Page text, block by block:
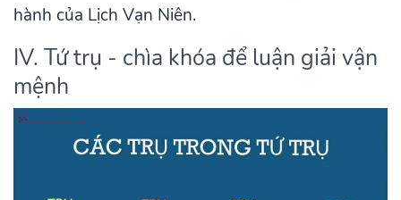
hành của Lịch Vạn Niên.
IV. Tứ trụ - chìa khóa để luận giải vận
mệnh